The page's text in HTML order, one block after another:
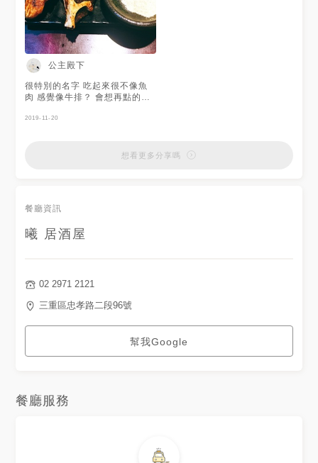
公主殿下
很特別的名字 吃起來很不像魚
肉 感覺像牛排？ 會想再點的料
來超級方便的啦😋 #烤魚 #居酒
2019-11-20
想看更多分享嗎
餐廳資訊
曦 居酒屋
02 2971 2121
三重區忠孝路二段96號
幫我Google
餐廳服務